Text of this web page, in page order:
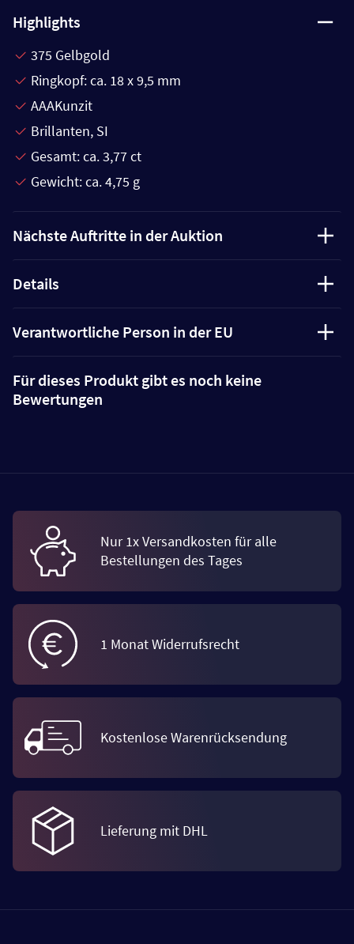
Highlights
375 Gelbgold
Ringkopf: ca. 18 x 9,5 mm
AAAKunzit
Brillanten, SI
Gesamt: ca. 3,77 ct
Gewicht: ca. 4,75 g
Nächste Auftritte in der Auktion
Details
Verantwortliche Person in der EU
Für dieses Produkt gibt es noch keine
Bewertungen
Nur 1x Versandkosten für alle
Bestellungen des Tages
1 Monat Widerrufsrecht
Kostenlose Warenrücksendung
Lieferung mit DHL